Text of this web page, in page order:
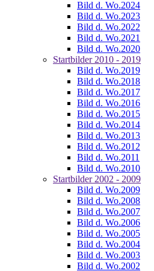
Bild d. Wo.2024
Bild d. Wo.2023
Bild d. Wo.2022
Bild d. Wo.2021
Bild d. Wo.2020
Startbilder 2010 - 2019
Bild d. Wo.2019
Bild d. Wo.2018
Bild d. Wo.2017
Bild d. Wo.2016
Bild d. Wo.2015
Bild d. Wo.2014
Bild d. Wo.2013
Bild d. Wo.2012
Bild d. Wo.2011
Bild d. Wo.2010
Startbilder 2002 - 2009
Bild d. Wo.2009
Bild d. Wo.2008
Bild d. Wo.2007
Bild d. Wo.2006
Bild d. Wo.2005
Bild d. Wo.2004
Bild d. Wo.2003
Bild d. Wo.2002